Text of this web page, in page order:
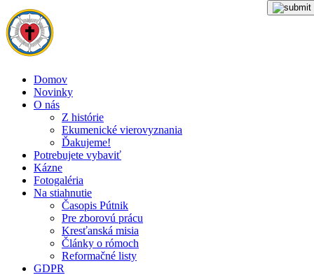
Domov
Novinky
O nás
Z histórie
Ekumenické vierovyznania
Ďakujeme!
Potrebujete vybaviť
Kázne
Fotogaléria
Na stiahnutie
Časopis Pútnik
Pre zborovú prácu
Kresťanská misia
Články o rómoch
Reformačné listy
GDPR